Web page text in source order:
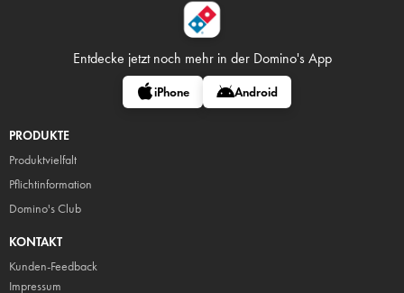
Entdecke jetzt noch mehr in der Domino's App
iPhone Android
PRODUKTE
Produktvielfalt
Pflichtinformation
Domino's Club
KONTAKT
Kunden-Feedback
Impressum